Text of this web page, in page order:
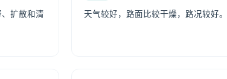
扩散和清
天气较好，路面比较干燥，路况较好。